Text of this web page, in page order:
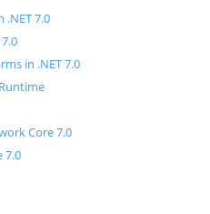
.NET 7.0
in .NET 7.0
Core 7.0
7.0